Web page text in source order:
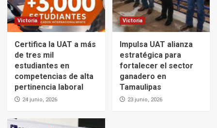
Victoria
Certifica la UAT a más
de tres mil
estudiantes en
competencias de alta
pertinencia laboral
24 junio, 2026
Victoria
Impulsa UAT alianza
estratégica para
fortalecer el sector
ganadero en
Tamaulipas
23 junio, 2026